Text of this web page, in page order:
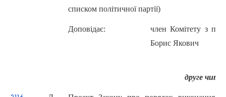
списком політичної партії)
Доповідає:
член Комітету з
Борис Якович
друге